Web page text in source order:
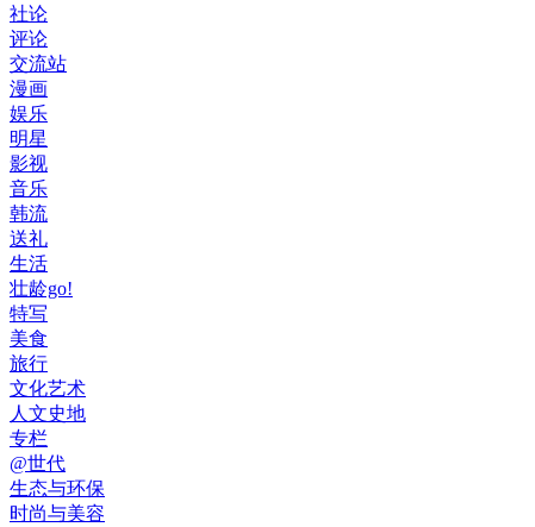
社论
评论
交流站
漫画
娱乐
明星
影视
音乐
韩流
送礼
生活
壮龄go!
特写
美食
旅行
文化艺术
人文史地
专栏
@世代
生态与环保
时尚与美容